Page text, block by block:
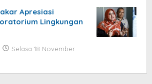
Apresiasi
Lingkungan
Selasa 18 November